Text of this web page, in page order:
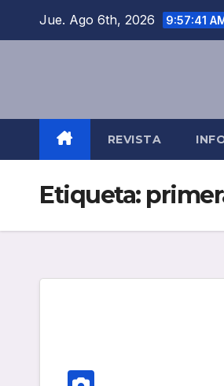
Jue. Ago 6th, 2026 9:57:42
REVISTA
Etiqueta: